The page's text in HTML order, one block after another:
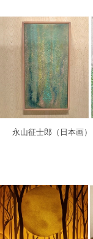
永山征士郎（日本画）